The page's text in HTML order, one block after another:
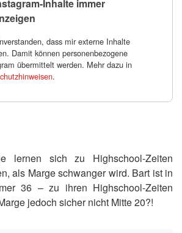
Inhalte immer
dass mir externe Inhalte
Damit können personenbezogene
übermittelt werden. Mehr dazu in
.
lernen sich zu Highschool-Zeiten
als Marge schwanger wird. Bart ist in
36 – zu ihren Highschool-Zeiten
jedoch sicher nicht Mitte 20?!